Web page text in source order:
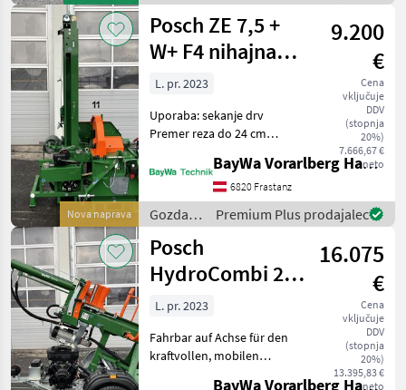
in
lesarska
mehanizacija
/ Posch
Nova naprava
Posch ZE 7,5 +
W+ F4 nihajna
žaga s
transportnim
trakom
9.200
€
Cena
vključuje
DDV
(stopnja
20%)
7.666,67 €
neto
L. pr. 2023
Uporaba: sekanje drv
Premer reza do 24 cm
200 cm Žaga Ø 70 cm
Varnostna nihajna plošča
na krogličnih ležajih z
ergonomskim odklepanjem
N
BayWa Vorarlberg HandelsGmbH BayWa Technik
6820 Frastanz
Gozdarska
in
lesarska
mehanizacija
/ Posch
Premium Plus prodajalec
Posch
HydroCombi 20
B16,4 E5,5D - R -
PKW
16.075
€
Cena
vključuje
DDV
(stopnja
20%)
13.395,83 €
neto
L. pr. 2023
Fahrbar auf Achse für den
kraftvollen, mobilen
BayWa Vorarlberg HandelsGmbH BayWa Technik